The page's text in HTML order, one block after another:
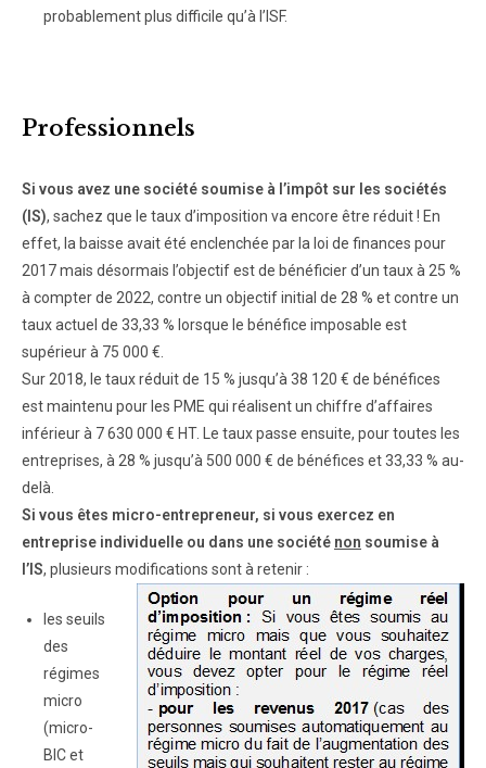
probablement plus difficile qu’à l’ISF.
Professionnels
Si vous avez une société soumise à l’impôt sur les sociétés
(IS), sachez que le taux d’imposition va encore être réduit ! En
effet, la baisse avait été enclenchée par la loi de finances pour
2017 mais désormais l’objectif est de bénéficier d’un taux à 25 %
à compter de 2022, contre un objectif initial de 28 % et contre un
taux actuel de 33,33 % lorsque le bénéfice imposable est
supérieur à 75 000 €.
Sur 2018, le taux réduit de 15 % jusqu’à 38 120 € de bénéfices
est maintenu pour les PME qui réalisent un chiffre d’affaires
inférieur à 7 630 000 € HT. Le taux passe ensuite, pour toutes les
entreprises, à 28 % jusqu’à 500 000 € de bénéfices et 33,33 % au-
delà.
Si vous êtes micro-entrepreneur, si vous exercez en
entreprise individuelle ou dans une société non soumise à
l’IS, plusieurs modifications sont à retenir :
les seuils
des
régimes
micro
(micro-
BIC et